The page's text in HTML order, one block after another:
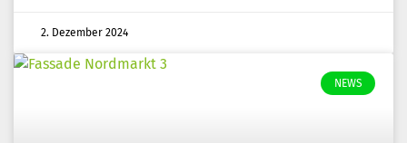
2. Dezember 2024
NEWS